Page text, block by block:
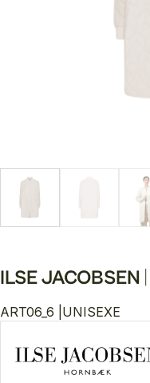
ILSE JACOBSEN
ART06_6 | UNISEXE